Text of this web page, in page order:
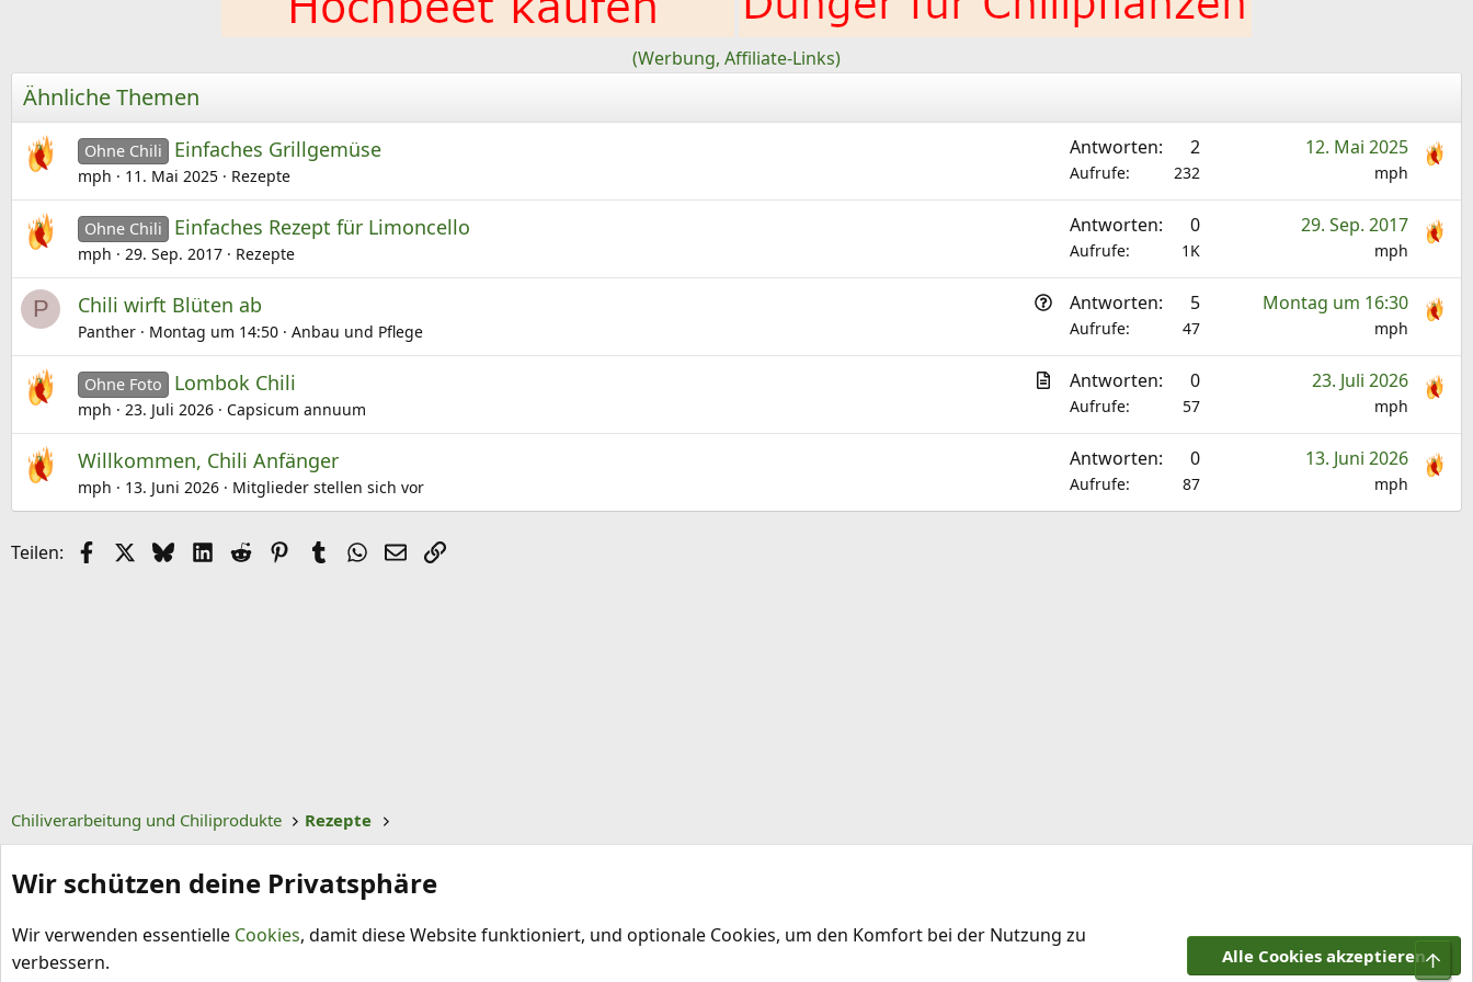
(Werbung, Affiliate-Links)
Ähnliche Themen
Ohne Chili Einfaches Grillgemüse
mph 11. Mai 2025 Rezepte
Antworten 2
Aufrufe 232
12. Mai 2025
mph
Ohne Chili Einfaches Rezept für Limoncello
mph 29. Sep. 2017 Rezepte
Antworten 0
Aufrufe 1K
29. Sep. 2017
mph
P
F
a
Chili wirft Blüten ab
Panther Montag um 14:50 Anbau und Pflege
Antworten 5
Aufrufe 47
Montag um 16:30
mph
t
e
Ohne Foto Lombok Chili
mph 23. Juli 2026 Capsicum annuum
Antworten 0
Aufrufe 57
23. Juli 2026
mph
Willkommen, Chili Anfänger
mph 13. Juni 2026 Mitglieder stellen sich vor
Antworten 0
Aufrufe 87
13. Juni 2026
mph
Teilen: FacebookX (Twitter)
BlueskyLinkedIn
Reddit PinterestTumblrWhatsApp
E-MailLink
Chiliverarbeitung und Chiliprodukte Rezepte
Wir schützen deine Privatsphäre
Wir verwenden essentielle Cookies, damit diese Website funktioniert, und optionale Cookies, um den Komfort bei der Nutzung zu
verbessern.
Alle Cookies akzeptieren